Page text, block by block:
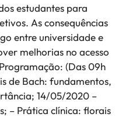
estudantes para
As consequências
entre universidade e
melhorias no acesso
(Das 09h
de Bach: fundamentos,
14/05/2020 –
– Prática clínica: florais